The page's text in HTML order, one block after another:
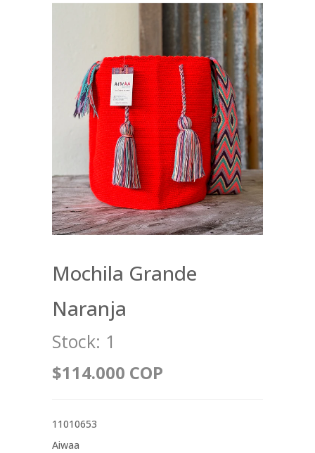
Mochila Grande
Naranja
Stock: 1
$114.000 COP
11010653
Aiwaa